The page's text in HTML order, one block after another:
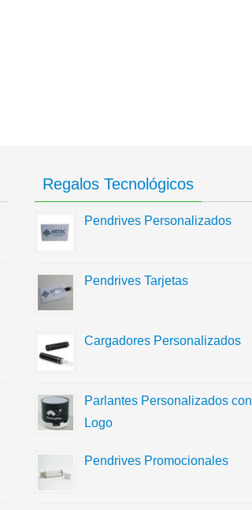
Regalos Tecnológicos
Pendrives Personalizados
Pendrives Tarjetas
Cargadores Personalizados
Parlantes Personalizados con
Logo
Pendrives Promocionales